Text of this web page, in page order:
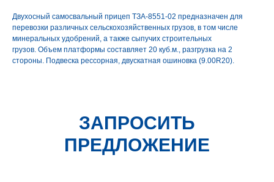
Двухосный самосвальный прицеп ТЗА-8551-02 предназначен для
перевозки различных сельскохозяйственных грузов, в том числе
минеральных удобрений, а также сыпучих строительных
грузов. Объем платформы составляет 20 куб.м., разгрузка на 2
стороны. Подвеска рессорная, двускатная ошиновка (9.00R20).
ЗАПРОСИТЬ
ПРЕДЛОЖЕНИЕ